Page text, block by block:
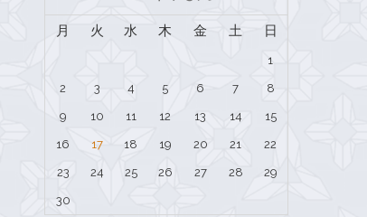
月 火 水 木 金 土 日
1
2 3 4 5 6 7 8
9 10 11 12 13 14 15
16 17 18 19 20 21 22
23 24 25 26 27 28 29
30